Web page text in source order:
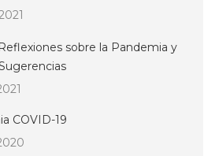
sobre la Pandemia y
COVID-19